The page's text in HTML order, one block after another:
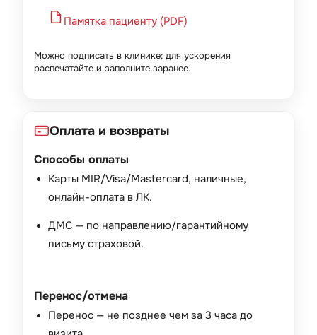
Памятка пациенту (PDF)
Можно подписать в клинике; для ускорения
распечатайте и заполните заранее.
Оплата и возвраты
Способы оплаты
Карты MIR/Visa/Mastercard, наличные,
онлайн-оплата в ЛК.
ДМС — по направлению/гарантийному
письму страховой.
Перенос/отмена
Перенос — не позднее чем за 3 часа до